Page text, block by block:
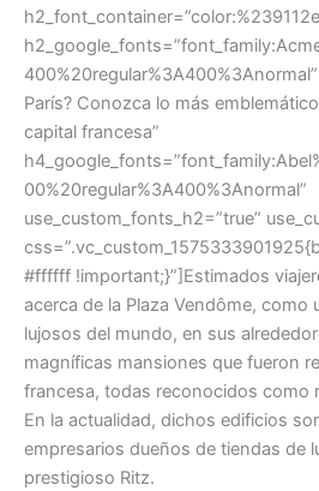
París? Conozca lo más
capital francesa”
00%20regular%3A400%3Anormal”
use_custom_fonts_h2=”true”
#ffffff !important;}”]Estimados
acerca de la Plaza Vendôme, como
lujosos del mundo, en sus
magníficas mansiones que fueron
francesa, todas reconocidos como
En la actualidad, dichos edificios
empresarios dueños de tiendas de
prestigioso Ritz.